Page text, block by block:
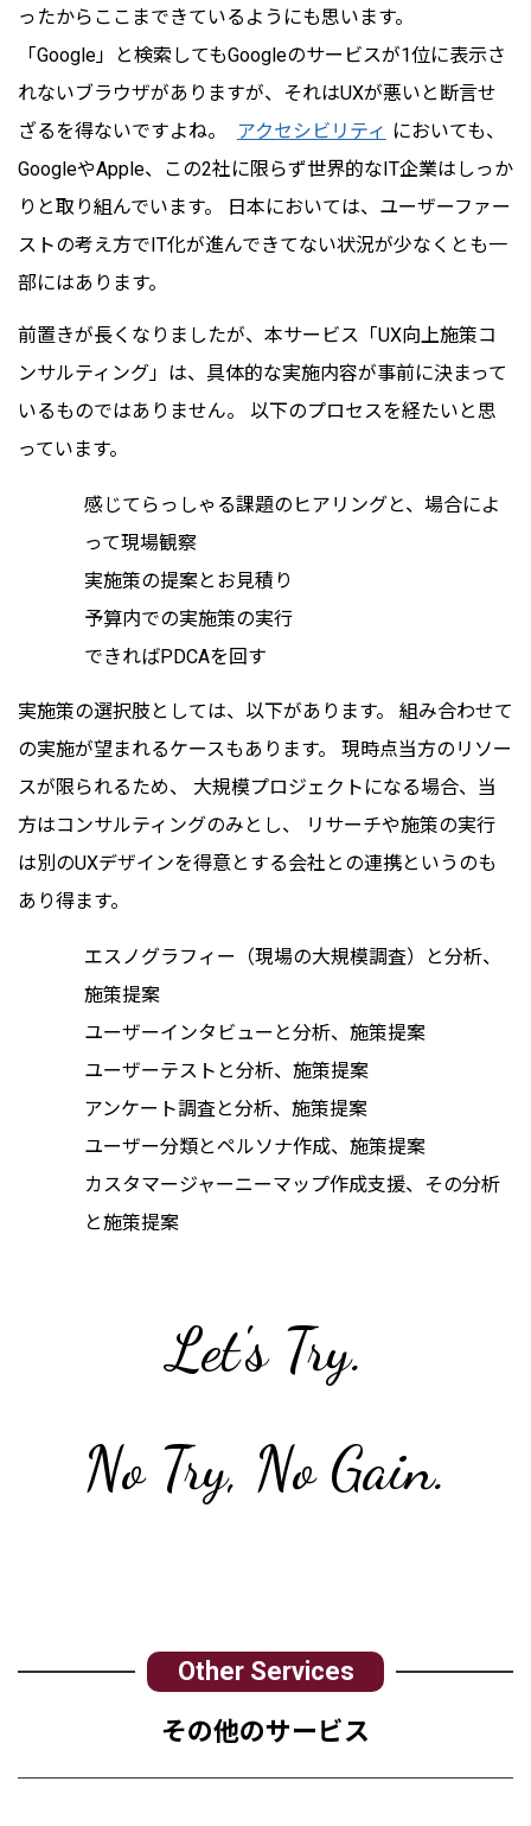
ったからここまできているようにも思います。
「Google」と検索してもGoogleのサービスが1位に表示さ
れないブラウザがありますが、それはUXが悪いと断言せ
ざるを得ないですよね。
アクセシビリティ においても、
GoogleやApple、この2社に限らず世界的なIT企業はしっか
りと取り組んでいます。 日本においては、ユーザーファー
ストの考え方でIT化が進んできてない状況が少なくとも一
部にはあります。
前置きが長くなりましたが、本サービス「UX向上施策コ
ンサルティング」は、具体的な実施内容が事前に決まって
いるものではありません。 以下のプロセスを経たいと思
っています。
感じてらっしゃる課題のヒアリングと、場合によ
って現場観察
実施策の提案とお見積り
予算内での実施策の実行
できればPDCAを回す
実施策の選択肢としては、以下があります。 組み合わせて
の実施が望まれるケースもあります。 現時点当方のリソー
スが限られるため、 大規模プロジェクトになる場合、当
方はコンサルティングのみとし、 リサーチや施策の実行
は別のUXデザインを得意とする会社との連携というのも
あり得ます。
エスノグラフィー（現場の大規模調査）と分析、
施策提案
ユーザーインタビューと分析、施策提案
ユーザーテストと分析、施策提案
アンケート調査と分析、施策提案
ユーザー分類とペルソナ作成、施策提案
カスタマージャーニーマップ作成支援、その分析
と施策提案
Let's Try.
No Try, No Gain.
その他のサー ビス